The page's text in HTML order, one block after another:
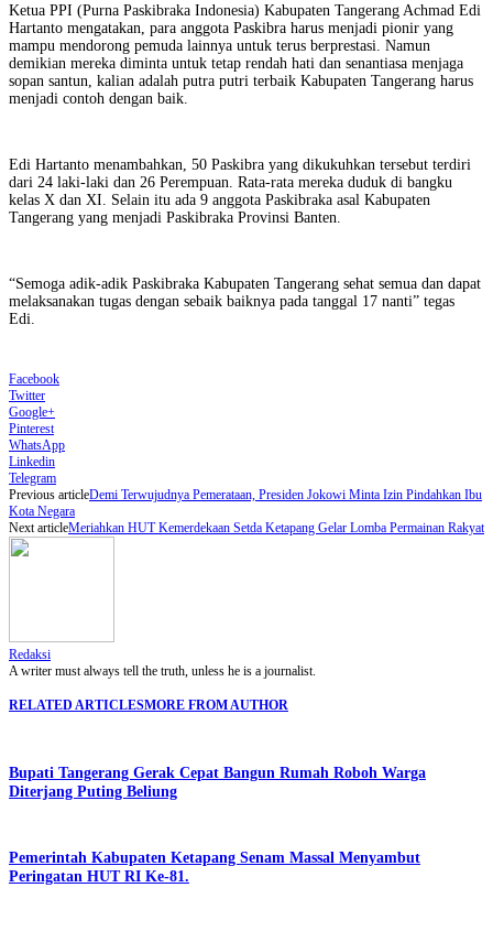
Ketua PPI (Purna Paskibraka Indonesia) Kabupaten Tangerang Achmad Edi
Hartanto mengatakan, para anggota Paskibra harus menjadi pionir yang
mampu mendorong pemuda lainnya untuk terus berprestasi. Namun
demikian mereka diminta untuk tetap rendah hati dan senantiasa menjaga
sopan santun, kalian adalah putra putri terbaik Kabupaten Tangerang harus
menjadi contoh dengan baik.
Edi Hartanto menambahkan, 50 Paskibra yang dikukuhkan tersebut terdiri
dari 24 laki-laki dan 26 Perempuan. Rata-rata mereka duduk di bangku
kelas X dan XI. Selain itu ada 9 anggota Paskibraka asal Kabupaten
Tangerang yang menjadi Paskibraka Provinsi Banten.
“Semoga adik-adik Paskibraka Kabupaten Tangerang sehat semua dan dapat
melaksanakan tugas dengan sebaik baiknya pada tanggal 17 nanti” tegas
Edi.
Facebook
Twitter
Google+
Pinterest
WhatsApp
Linkedin
Telegram
Previous articleDemi Terwujudnya Pemerataan, Presiden Jokowi Minta Izin Pindahkan Ibu
Kota Negara
Next articleMeriahkan HUT Kemerdekaan Setda Ketapang Gelar Lomba Permainan Rakyat
Redaksi
A writer must always tell the truth, unless he is a journalist.
RELATED ARTICLESMORE FROM AUTHOR
Bupati Tangerang Gerak Cepat Bangun Rumah Roboh Warga
Diterjang Puting Beliung
Pemerintah Kabupaten Ketapang Senam Massal Menyambut
Peringatan HUT RI Ke-81.